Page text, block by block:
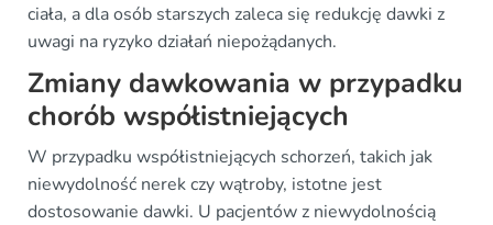
ciała, a dla osób starszych zaleca się redukcję dawki z
uwagi na ryzyko działań niepożądanych.
Zmiany dawkowania w przypadku
chorób współistniejących
W przypadku współistniejących schorzeń, takich jak
niewydolność nerek czy wątroby, istotne jest
dostosowanie dawki. U pacjentów z niewydolnością